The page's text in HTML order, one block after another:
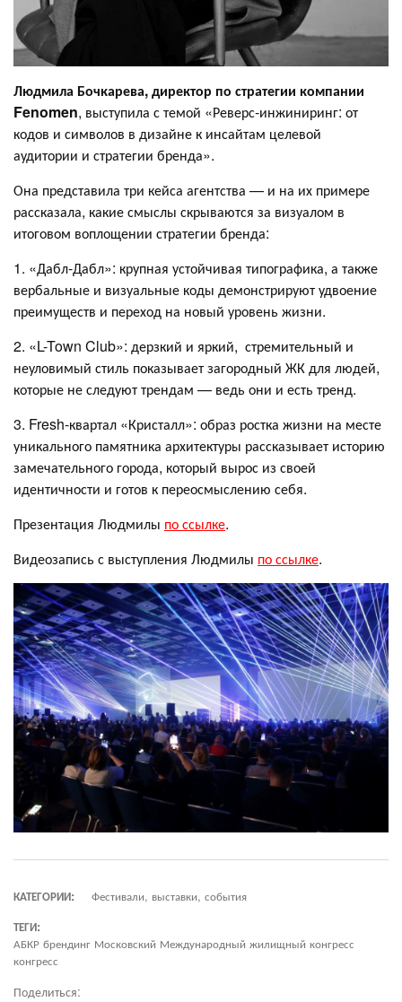
Людмила Бочкарева, директор по стратегии компании
Fenomen, выступила с темой «Реверс-инжиниринг: от
кодов и символов в дизайне к инсайтам целевой
аудитории и стратегии бренда».
Она представила три кейса агентства — и на их примере
рассказала, какие смыслы скрываются за визуалом в
итоговом воплощении стратегии бренда:
1. «Дабл-Дабл»: крупная устойчивая типографика, а также
вербальные и визуальные коды демонстрируют удвоение
преимуществ и переход на новый уровень жизни.
2. «L-Town Club»: дерзкий и яркий, стремительный и
неуловимый стиль показывает загородный ЖК для людей,
которые не следуют трендам — ведь они и есть тренд.
3. Fresh-квартал «Кристалл»: образ ростка жизни на месте
уникального памятника архитектуры рассказывает историю
замечательного города, который вырос из своей
идентичности и готов к переосмыслению себя.
Презентация Людмилы по ссылке.
Видеозапись с выступления Людмилы по ссылке.
КАТЕГОРИИ:
Фестивали, выставки, события
ТЕГИ:
АБКР брендинг Московский Международный жилищный конгресс
конгресс
Поделиться: